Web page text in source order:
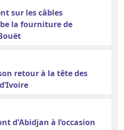
sur les câbles
la fourniture de
retour à la tête des
d'Abidjan à l’occasion